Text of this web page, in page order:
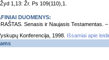
Žyd 1,13: Žr. Ps 109(110),1.
DUOMENYS:
Senasis ir Naujasis Testamentas.
Konferencija, 1998.
Išsamiai apie